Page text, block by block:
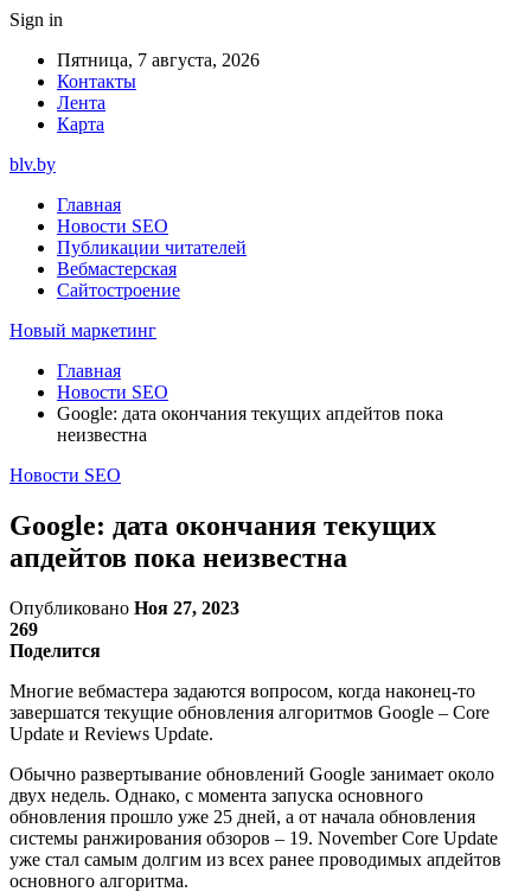
Sign in
Пятница, 7 августа, 2026
Контакты
Лента
Карта
blv.by
Главная
Новости SEO
Публикации читателей
Вебмастерская
Сайтостроение
Новый маркетинг
Главная
Новости SEO
Google: дата окончания текущих апдейтов пока
неизвестна
Новости SEO
Google: дата окончания текущих
апдейтов пока неизвестна
Опубликовано Ноя 27, 2023
269
Поделится
Многие вебмастера задаются вопросом, когда наконец-то
завершатся текущие обновления алгоритмов Google – Core
Update и Reviews Update.
Обычно развертывание обновлений Google занимает около
двух недель. Однако, с момента запуска основного
обновления прошло уже 25 дней, а от начала обновления
системы ранжирования обзоров – 19. November Core Update
уже стал самым долгим из всех ранее проводимых апдейтов
основного алгоритма.